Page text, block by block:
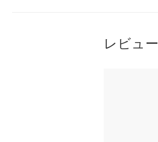
レビュー